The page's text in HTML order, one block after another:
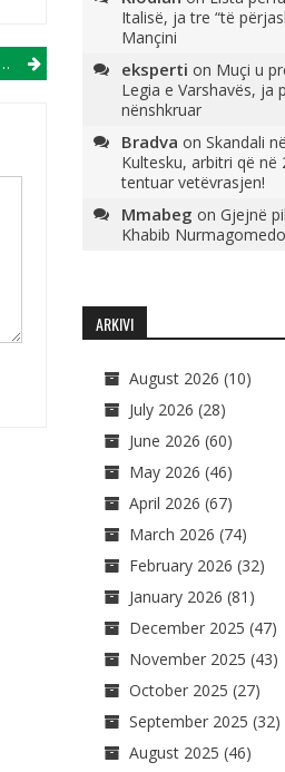
Italisë, ja tre “të
Mançini
eksperti on Muçi u
Legia e Varshavës, ja
nënshkruar
Bradva on Skandali
Kultesku, arbitri që në
tentuar vetëvrasjen!
Mmabeg on Gjejnë
Khabib
ARKIVI
August 2026 (10)
July 2026 (28)
June 2026 (60)
May 2026 (46)
April 2026 (67)
March 2026 (74)
February 2026 (32)
January 2026 (81)
December 2025 (47)
November 2025 (43)
October 2025 (27)
September 2025 (32)
August 2025 (46)